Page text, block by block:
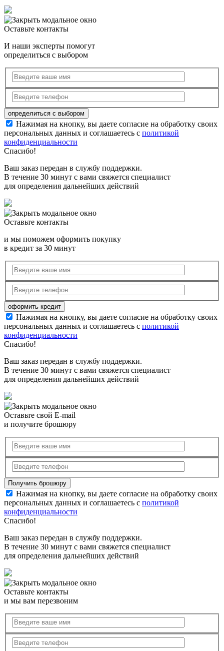
Оставьте контакты
И наши эксперты помогут
определиться с выбором
Нажимая на кнопку, вы даете согласие на обработку своих
персональных данных и соглашаетесь с политикой
конфиденциальности
Спасибо!
Ваш заказ передан в службу поддержки.
В течение 30 минут с вами свяжется специалист
для определения дальнейших действий
Оставьте контакты
и мы поможем оформить покупку
в кредит за 30 минут
Нажимая на кнопку, вы даете согласие на обработку своих
персональных данных и соглашаетесь с политикой
конфиденциальности
Спасибо!
Ваш заказ передан в службу поддержки.
В течение 30 минут с вами свяжется специалист
для определения дальнейших действий
Оставьте свой E-mail
и получите брошюру
Нажимая на кнопку, вы даете согласие на обработку своих
персональных данных и соглашаетесь с политикой
конфиденциальности
Спасибо!
Ваш заказ передан в службу поддержки.
В течение 30 минут с вами свяжется специалист
для определения дальнейших действий
Оставьте контакты
и мы вам перезвоним